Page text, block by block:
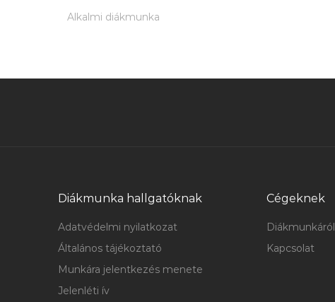
Alkalmi diákmunka
Diákmunka hallgatóknak
Adatvédelmi nyilatkozat
Általános tájékoztató
Munkára jelentkezés menete
Jelenléti ív
Cégeknek
Diákmunkáról
Kapcsolat